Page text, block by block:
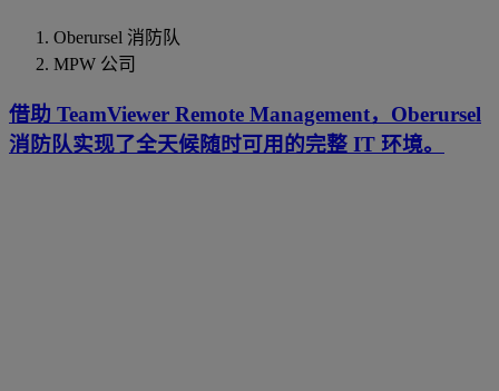
Oberursel 消防队
MPW 公司
借助 TeamViewer Remote Management，Oberursel
消防队实现了全天候随时可用的完整 IT 环境。